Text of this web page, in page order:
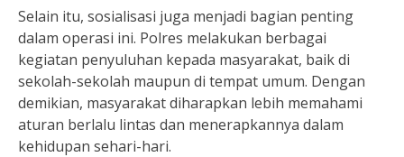
Selain itu, sosialisasi juga menjadi bagian penting
dalam operasi ini. Polres melakukan berbagai
kegiatan penyuluhan kepada masyarakat, baik di
sekolah-sekolah maupun di tempat umum. Dengan
demikian, masyarakat diharapkan lebih memahami
aturan berlalu lintas dan menerapkannya dalam
kehidupan sehari-hari.